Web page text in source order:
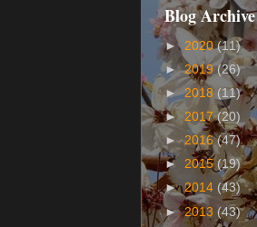
Blog Archive
► 2020(11)
►2019(26)
►2018 (11)
►2017(20)
►2016(47)
► 2015(19)
►2014 (43)
►2013 (43)